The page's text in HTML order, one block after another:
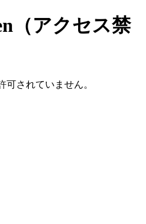
（アクセス禁
可されていません。